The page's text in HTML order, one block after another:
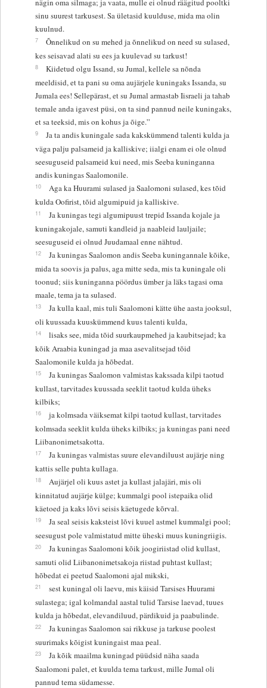
sinu suurest tarkusest. Sa ületasid kuulduse, mida ma olin
kuulnud.
7
Õnnelikud on su mehed ja õnnelikud on need su sulased,
kes seisavad alati su ees ja kuulevad su tarkust!
8
Kiidetud olgu Issand, su Jumal, kellele sa nõnda
meeldisid, et ta pani su oma aujärjele kuningaks Issanda, su
Jumala ees! Sellepärast, et su Jumal armastab Iisraeli ja tahab
temale anda igavest püsi, on ta sind pannud neile kuningaks,
et sa teeksid, mis on kohus ja õige.”
9
Ja ta andis kuningale sada kakskümmend talenti kulda ja
väga palju palsameid ja kalliskive; iialgi enam ei ole olnud
seesuguseid palsameid kui need, mis Seeba kuninganna
andis kuningas Saalomonile.
10
Aga ka Huurami sulased ja Saalomoni sulased, kes tõid
kulda Oofirist, tõid algumipuid ja kalliskive.
11
Ja kuningas tegi algumipuust trepid Issanda kojale ja
kuningakojale, samuti kandleid ja naableid lauljaile;
seesuguseid ei olnud Juudamaal enne nähtud.
12
Ja kuningas Saalomon andis Seeba kuningannale kõike,
mida ta soovis ja palus, aga mitte seda, mis ta kuningale oli
toonud; siis kuninganna pöördus ümber ja läks tagasi oma
maale, tema ja ta sulased.
13
Ja kulla kaal, mis tuli Saalomoni kätte ühe aasta jooksul,
oli kuussada kuuskümmend kuus talenti kulda,
14
lisaks see, mida tõid suurkaupmehed ja kaubitsejad; ka
kõik Araabia kuningad ja maa asevalitsejad tõid
Saalomonile kulda ja hõbedat.
15
Ja kuningas Saalomon valmistas kakssada kilpi taotud
kullast, tarvitades kuussada seeklit taotud kulda üheks
kilbiks;
16
ja kolmsada väiksemat kilpi taotud kullast, tarvitades
kolmsada seeklit kulda üheks kilbiks; ja kuningas pani need
Liibanonimetsakotta.
17
Ja kuningas valmistas suure elevandiluust aujärje ning
kattis selle puhta kullaga.
18
Aujärjel oli kuus astet ja kullast jalajäri, mis oli
kinnitatud aujärje külge; kummalgi pool istepaika olid
käetoed ja kaks lõvi seisis käetugede kõrval.
19
Ja seal seisis kaksteist lõvi kuuel astmel kummalgi pool;
seesugust pole valmistatud mitte üheski muus kuningriigis.
20
Ja kuningas Saalomoni kõik joogiriistad olid kullast,
samuti olid Liibanonimetsakoja riistad puhtast kullast;
hõbedat ei peetud Saalomoni ajal mikski,
21
sest kuningal oli laevu, mis käisid Tarsises Huurami
sulastega; igal kolmandal aastal tulid Tarsise laevad, tuues
kulda ja hõbedat, elevandiluud, pärdikuid ja paabulinde.
22
Ja kuningas Saalomon sai rikkuse ja tarkuse poolest
suurimaks kõigist kuningaist maa peal.
23
Ja kõik maailma kuningad püüdsid näha saada
Saalomoni palet, et kuulda tema tarkust, mille Jumal oli
pannud tema südamesse.